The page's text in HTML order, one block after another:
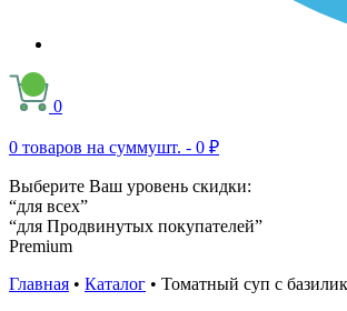
0
0 товаров на суммушт. - 0 ₽
Выберите Ваш уровень скидки:
“для всех”
“для Продвинутых покупателей”
Premium
Главная • Каталог • Томатный суп с